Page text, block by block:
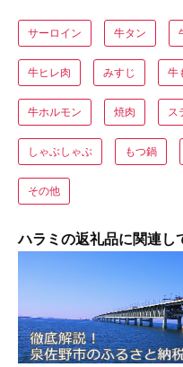
サーロイン 牛タン
牛ヒレ肉 みすじ 牛
牛ホルモン 焼肉 ス
しゃぶしゃぶ もつ鍋
その他
ハラミの返礼品に関連し